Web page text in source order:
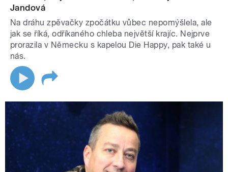
Jandová
Na dráhu zpěvačky zpočátku vůbec nepomýšlela, ale
jak se říká, odříkaného chleba největší krajíc. Nejprve
prorazila v Německu s kapelou Die Happy, pak také u
nás.